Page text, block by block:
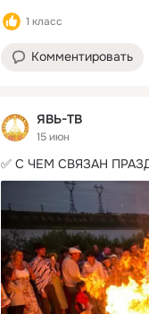
1 класс
Комментировать
ЯВЬ-ТВ
15 июн
✅ С ЧЕМ СВЯЗАН